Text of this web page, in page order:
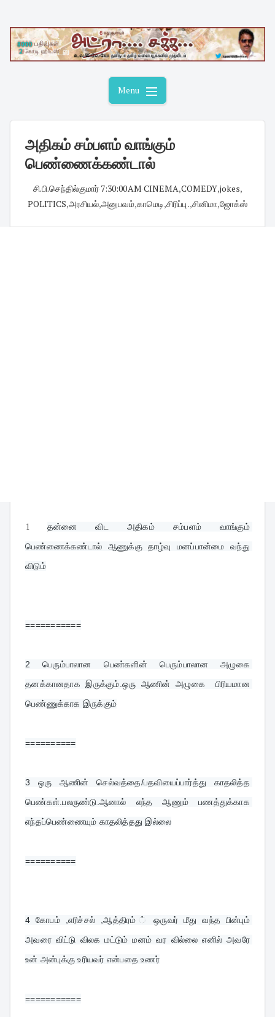
content
Menu
அதிகம் சம்பளம் வாங்கும்
பெண்ணைக்கண்டால்
சி.பி.செந்தில்குமார்· 7:30:00 AM CINEMA,COMEDY,jokes,
POLITICS,அரசியல்,அனுபவம்,காமெடி,சிரிப்பு .,சினிமா,ஜோக்ஸ்
1
தன்னை விட அதிகம் சம்பளம் வாங்கும்
பெண்ணைக்கண்டால் ஆணுக்கு தாழ்வு மனப்பான்மை வந்து
விடும்
===========
2 பெரும்பாலான பெண்களின் பெரும்பாலான அழுகை
தனக்கானதாக இருக்கும்.ஒரு ஆணின் அழுகை  பிரியமான
பெண்ணுக்காக இருக்கும்
==========
3 ஒரு ஆணின் செல்வத்தை/பதவியைப்பார்த்து காதலித்த
பெண்கள்.பலருண்டு.ஆனால் எந்த ஆணும் பணத்துக்காக
எந்தப்பெண்ணையும் காதலித்தது இல்லை
==========
4 கோபம் ,எரிச்சல் ,ஆத்திரம் ் ஒருவர் மீது வந்த பின்பும்
அவரை விட்டு விலக மட்டும் மனம் வர வில்லை எனில் அவரே
உன் அன்புக்கு உரியவர் என்பதை உணர்
===========